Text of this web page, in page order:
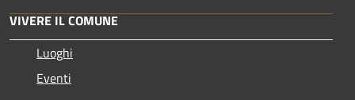
VIVERE IL COMUNE
Luoghi
Eventi